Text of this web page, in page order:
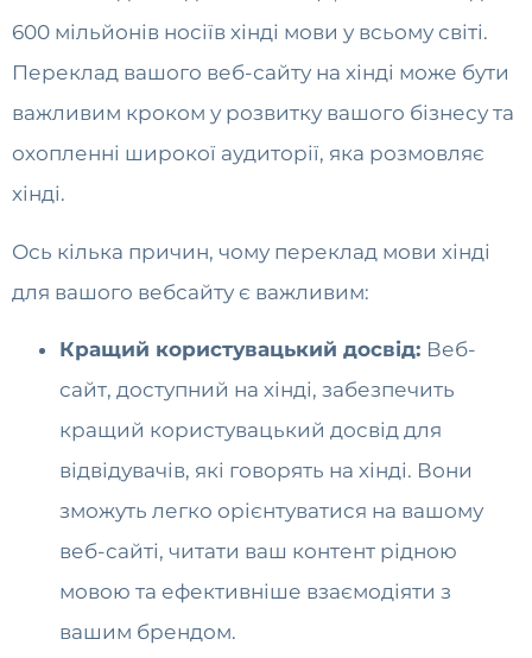
600 мільйонів носіїв хінді мови у всьому світі.
Переклад вашого веб-сайту на хінді може бути
важливим кроком у розвитку вашого бізнесу та
охопленні широкої аудиторії, яка розмовляє
хінді.
Ось кілька причин, чому переклад мови хінді
для вашого вебсайту є важливим:
Кращий користувацький досвід: Веб-
сайт, доступний на хінді, забезпечить
кращий користувацький досвід для
відвідувачів, які говорять на хінді. Вони
зможуть легко орієнтуватися на вашому
веб-сайті, читати ваш контент рідною
мовою та ефективніше взаємодіяти з
вашим брендом.